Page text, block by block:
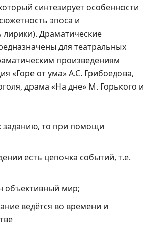
синтезирует особенности
эпоса и
лирики). Драматические
для театральных
произведениям
«Горе от ума» А.С. Грибоедова,
драма «На дне» М. Горького и
заданию, то при помощи
есть цепочка событий, т.е.
объективный мир;
ведётся во времени и